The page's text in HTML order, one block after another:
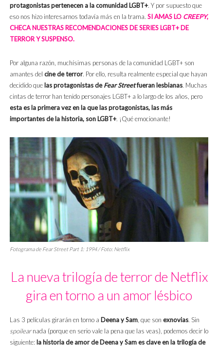
protagonistas pertenecen a la comunidad LGBT+. Y por supuesto que
eso nos hizo interesarnos todavía más en la trama. SI AMAS LO CREEPY,
CHECA NUESTRAS RECOMENDACIONES DE SERIES LGBT+ DE
TERROR Y SUSPENSO.
Por alguna razón, muchísimas personas de la comunidad LGBT+ son
amantes del cine de terror. Por ello, resulta realmente especial que hayan
decidido que las protagonistas deFear Streetfueran lesbianas. Muchas
cintas de terror han tenido personajes LGBT+ a lo largo de los años, pero
esta es la primera vez en la que las protagonistas, las más
importantes de la historia, son LGBT+. ¡Qué emocionante!
Fotograma de Fear Street Part 1: 1994/ Foto: Netflix
La nueva trilogía de terror de Netflix
gira en torno a un amor lésbico
Las 3 películas girarán en torno a Deena y Sam, que son exnovias. Sin
spoilearnada (porque en serio vale la pena que las veas), podemos decir lo
siguiente: la historia de amor de Deena y Sam es clave en la trilogía de